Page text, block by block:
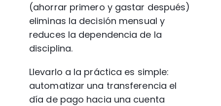
(ahorrar primero y gastar después)
eliminas la decisión mensual y
reduces la dependencia de la
disciplina.
Llevarlo a la práctica es simple:
automatizar una transferencia el
día de pago hacia una cuenta